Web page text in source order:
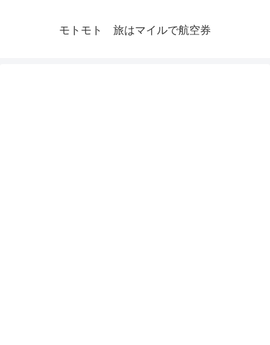
モトモト 旅はマイルで航空券